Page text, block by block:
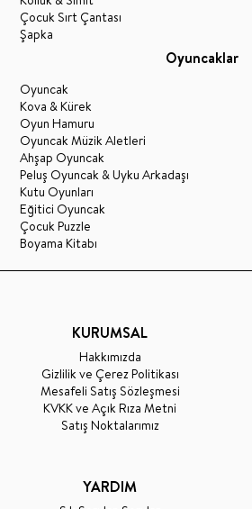
Çocuk Sırt Çantası
Şapka
Oyuncaklar
Oyuncak
Kova & Kürek
Oyun Hamuru
Oyuncak Müzik Aletleri
Ahşap Oyuncak
Peluş Oyuncak & Uyku Arkadaşı
Kutu Oyunları
Eğitici Oyuncak
Çocuk Puzzle
Boyama Kitabı
KURUMSAL
Hakkımızda
Gizlilik ve Çerez Politikası
Mesafeli Satış Sözleşmesi
KVKK ve Açık Rıza Metni
Satış Noktalarımız
YARDIM